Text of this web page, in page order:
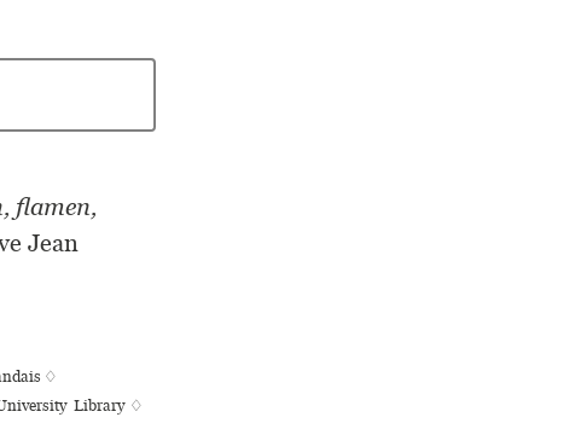
flamen,
Jean
♢
Library ♢